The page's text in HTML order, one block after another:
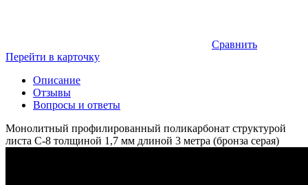
Сравнить
Перейти в карточку
Описание
Отзывы
Вопросы и ответы
Монолитный профилированный поликарбонат структурой
листа C-8 толщиной 1,7 мм длиной 3 метра (бронза серая)